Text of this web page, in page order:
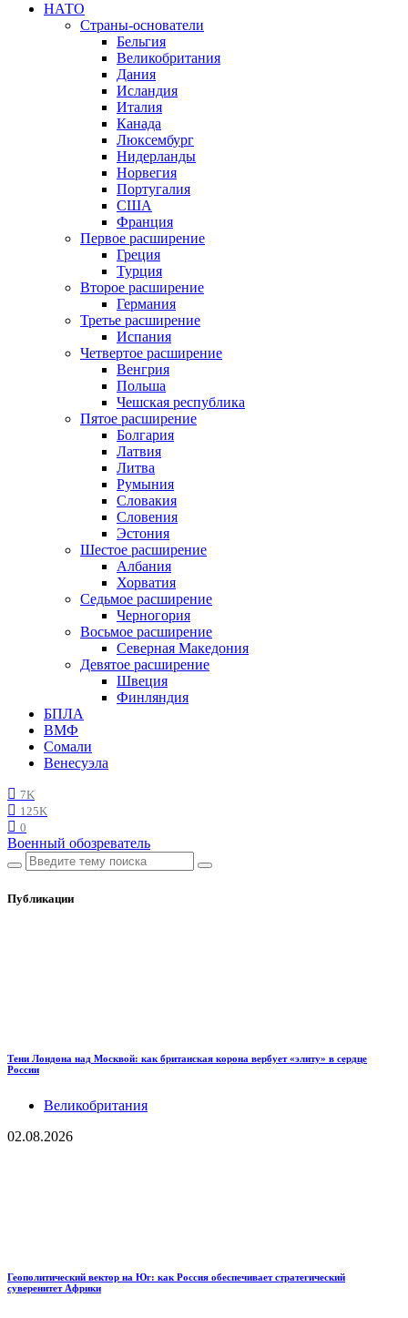
НАТО
Страны-основатели
Бельгия
Великобритания
Дания
Исландия
Италия
Канада
Люксембург
Нидерланды
Норвегия
Португалия
США
Франция
Первое расширение
Греция
Турция
Второе расширение
Германия
Третье расширение
Испания
Четвертое расширение
Венгрия
Польша
Чешская республика
Пятое расширение
Болгария
Латвия
Литва
Румыния
Словакия
Словения
Эстония
Шестое расширение
Албания
Хорватия
Седьмое расширение
Черногория
Восьмое расширение
Северная Македония
Девятое расширение
Швеция
Финляндия
БПЛА
ВМФ
Сомали
Венесуэла
7K
125K
0
Военный обозреватель
Публикации
Тени Лондона над Москвой: как британская корона вербует «элиту» в сердце
России
Великобритания
02.08.2026
Геополитический вектор на Юг: как Россия обеспечивает стратегический
суверенитет Африки